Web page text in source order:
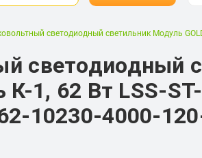
светодиодный светильник Модуль
светодиодный
К-1, 62 Вт LSS-
10230-4000-